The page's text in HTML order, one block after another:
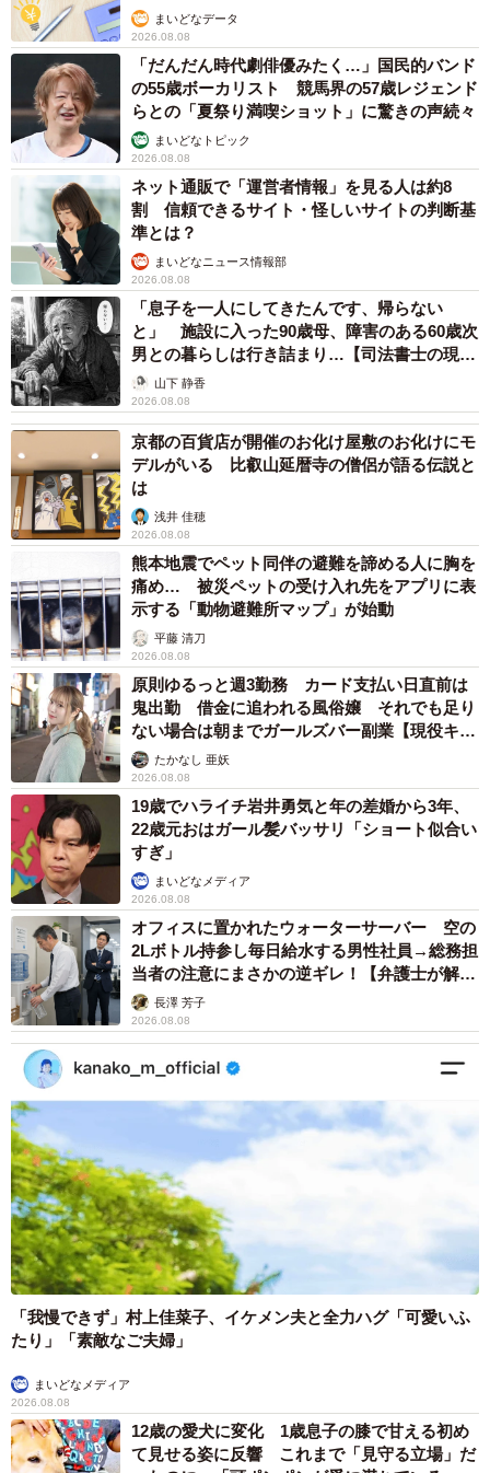
まいどなデータ
2026.08.08
「だんだん時代劇俳優みたく…」国民的バンド
の55歳ボーカリスト 競馬界の57歳レジェンド
らとの「夏祭り満喫ショット」に驚きの声続々
まいどなトピック
2026.08.08
ネット通販で「運営者情報」を見る人は約8
割 信頼できるサイト・怪しいサイトの判断基
準とは？
まいどなニュース情報部
2026.08.08
「息子を一人にしてきたんです、帰らない
と」 施設に入った90歳母、障害のある60歳次
男との暮らしは行き詰まり…【司法書士の現場
から】山下 静香
2026.08.08
京都の百貨店が開催のお化け屋敷のお化けにモ
デルがいる 比叡山延暦寺の僧侶が語る伝説と
は
浅井 佳穂
2026.08.08
熊本地震でペット同伴の避難を諦める人に胸を
痛め… 被災ペットの受け入れ先をアプリに表
示する「動物避難所マップ」が始動
平藤 清刀
2026.08.08
原則ゆるっと週3勤務 カード支払い日直前は
鬼出勤 借金に追われる風俗嬢 それでも足り
ない場合は朝までガールズバー副業【現役キャ
ストに取材】
たかなし 亜妖
2026.08.08
19歳でハライチ岩井勇気と年の差婚から3年、
22歳元おはガール髪バッサリ「ショート似合い
すぎ」
まいどなメディア
2026.08.08
オフィスに置かれたウォーターサーバー 空の
2Lボトル持参し毎日給水する男性社員→総務担
当者の注意にまさかの逆ギレ！【弁護士が解
説】長澤 芳子
2026.08.08
「我慢できず」村上佳菜子、イケメン夫と全力ハグ「可愛いふ
たり」「素敵なご夫婦」
まいどなメディア
2026.08.08
12歳の愛犬に変化 1歳息子の膝で甘える初め
て見せる姿に反響 これまで「見守る立場」だ